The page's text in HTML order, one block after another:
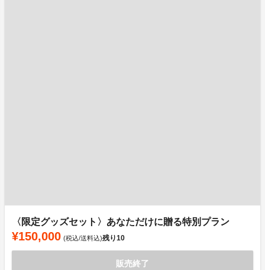
〈限定グッズセット〉あなただけに贈る特別プラン
¥150,000 (税込/送料込)残り10
販売終了